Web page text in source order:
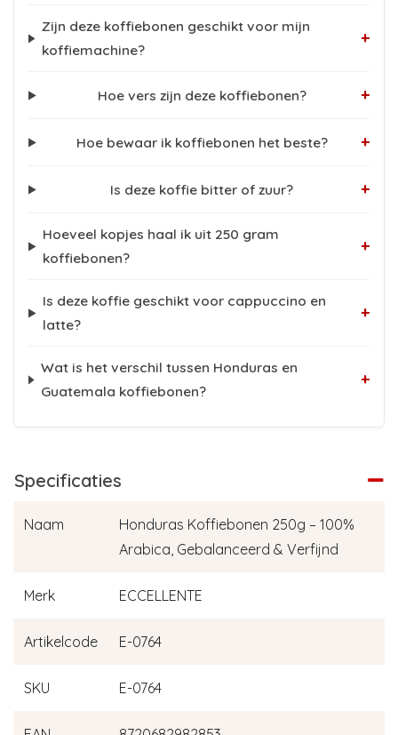
Zijn deze koffiebonen geschikt voor mijn
koffiemachine?
+
Hoe vers zijn deze koffiebonen? +
Hoe bewaar ik koffiebonen het beste? +
Is deze koffie bitter of zuur? +
Hoeveel kopjes haal ik uit 250 gram
koffiebonen?
+
Is deze koffie geschikt voor cappuccino en
latte?
+
Wat is het verschil tussen Honduras en
Guatemala koffiebonen?
+
Specificaties
Naam
Honduras Koffiebonen 250g – 100%
Arabica, Gebalanceerd & Verfijnd
Merk ECCELLENTE
Artikelcode E-0764
SKU E-0764